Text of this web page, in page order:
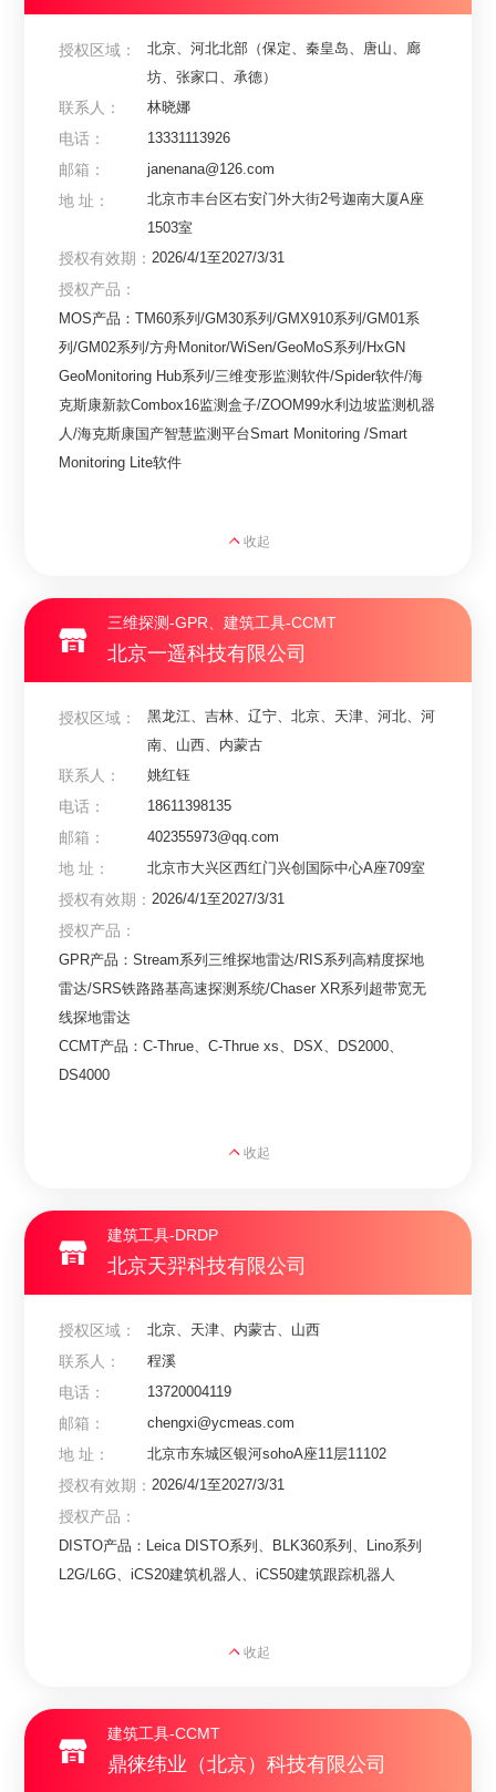
授权区域：
北京、河北北部（保定、秦皇岛、唐山、廊
坊、张家口、承德）
联系人： 林晓娜
电话： 13331113926
邮箱： janenana@126.com
地 址：
北京市丰台区右安门外大街2号迦南大厦A座
1503室
授权有效期：2026/4/1至2027/3/31
授权产品：
MOS产品：TM60系列/GM30系列/GMX910系列/GM01系
列/GM02系列/方舟Monitor/WiSen/GeoMoS系列/HxGN
GeoMonitoring Hub系列/三维变形监测软件/Spider软件/海
克斯康新款Combox16监测盒子/ZOOM99水利边坡监测机器
人/海克斯康国产智慧监测平台Smart Monitoring /Smart
Monitoring Lite软件
收起
三维探测-GPR、建筑工具-CCMT
北京一遥科技有限公司
授权区域：
黑龙江、吉林、辽宁、北京、天津、河北、河
南、山西、内蒙古
联系人： 姚红钰
电话： 18611398135
邮箱： 402355973@qq.com
地 址： 北京市大兴区西红门兴创国际中心A座709室
授权有效期：2026/4/1至2027/3/31
授权产品：
GPR产品：Stream系列三维探地雷达/RIS系列高精度探地
雷达/SRS铁路路基高速探测系统/Chaser XR系列超带宽无
线探地雷达
CCMT产品：C-Thrue、C-Thrue xs、DSX、DS2000、
DS4000
收起
建筑工具-DRDP
北京天羿科技有限公司
授权区域： 北京、天津、内蒙古、山西
联系人： 程溪
电话： 13720004119
邮箱： chengxi@ycmeas.com
地 址： 北京市东城区银河sohoA座11层11102
授权有效期：2026/4/1至2027/3/31
授权产品：
DISTO产品：Leica DISTO系列、BLK360系列、Lino系列
L2G/L6G、iCS20建筑机器人、iCS50建筑跟踪机器人
收起
建筑工具-CCMT
鼎徕纬业（北京）科技有限公司